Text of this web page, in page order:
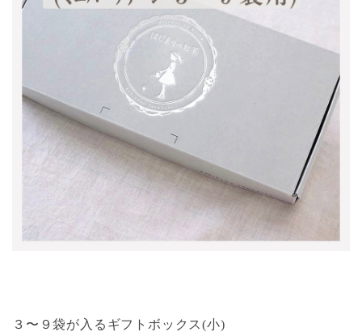
３〜９袋が入るギフトボックス(小)